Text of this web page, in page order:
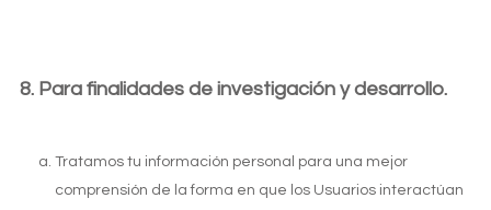
Para finalidades de investigación y desarrollo.
Tratamos tu información personal para una mejor
comprensión de la forma en que los Usuarios interactúan